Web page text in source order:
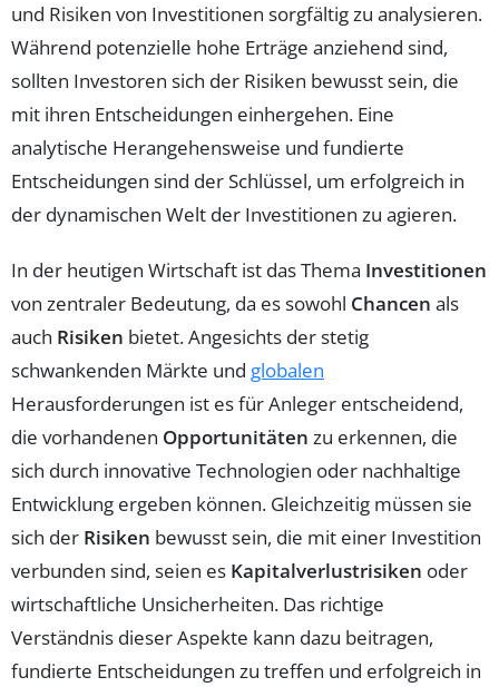
und Risiken von Investitionen sorgfältig zu analysieren.
Während potenzielle hohe Erträge anziehend sind,
sollten Investoren sich der Risiken bewusst sein, die
mit ihren Entscheidungen einhergehen. Eine
analytische Herangehensweise und fundierte
Entscheidungen sind der Schlüssel, um erfolgreich in
der dynamischen Welt der Investitionen zu agieren.
In der heutigen Wirtschaft ist das Thema Investitionen
von zentraler Bedeutung, da es sowohl Chancen als
auch Risiken bietet. Angesichts der stetig
schwankenden Märkte und globalen
Herausforderungen ist es für Anleger entscheidend,
die vorhandenen Opportunitäten zu erkennen, die
sich durch innovative Technologien oder nachhaltige
Entwicklung ergeben können. Gleichzeitig müssen sie
sich der Risiken bewusst sein, die mit einer Investition
verbunden sind, seien es Kapitalverlustrisiken oder
wirtschaftliche Unsicherheiten. Das richtige
Verständnis dieser Aspekte kann dazu beitragen,
fundierte Entscheidungen zu treffen und erfolgreich in